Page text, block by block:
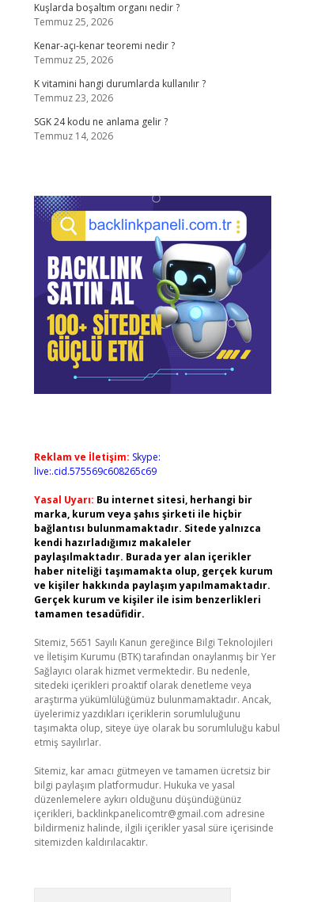
Kuşlarda boşaltım organı nedir ?
Temmuz 25, 2026
Kenar-açı-kenar teoremi nedir ?
Temmuz 25, 2026
K vitamini hangi durumlarda kullanılır ?
Temmuz 23, 2026
SGK 24 kodu ne anlama gelir ?
Temmuz 14, 2026
Reklam ve İletişim: Skype:
live:.cid.575569c608265c69
Yasal Uyarı: Bu internet sitesi, herhangi bir
marka, kurum veya şahıs şirketi ile hiçbir
bağlantısı bulunmamaktadır. Sitede yalnızca
kendi hazırladığımız makaleler
paylaşılmaktadır. Burada yer alan içerikler
haber niteliği taşımamakta olup, gerçek kurum
ve kişiler hakkında paylaşım yapılmamaktadır.
Gerçek kurum ve kişiler ile isim benzerlikleri
tamamen tesadüfidir.
Sitemiz, 5651 Sayılı Kanun gereğince Bilgi Teknolojileri
ve İletişim Kurumu (BTK) tarafından onaylanmış bir Yer
Sağlayıcı olarak hizmet vermektedir. Bu nedenle,
sitedeki içerikleri proaktif olarak denetleme veya
araştırma yükümlülüğümüz bulunmamaktadır. Ancak,
üyelerimiz yazdıkları içeriklerin sorumluluğunu
taşımakta olup, siteye üye olarak bu sorumluluğu kabul
etmiş sayılırlar.
Sitemiz, kar amacı gütmeyen ve tamamen ücretsiz bir
bilgi paylaşım platformudur. Hukuka ve yasal
düzenlemelere aykırı olduğunu düşündüğünüz
içerikleri, backlinkpanelicomtr@gmail.com adresine
bildirmeniz halinde, ilgili içerikler yasal süre içerisinde
sitemizden kaldırılacaktır.